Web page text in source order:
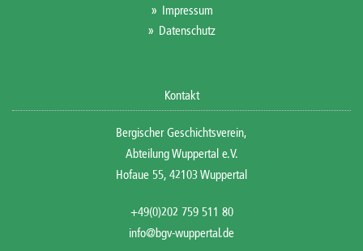
Impressum
Datenschutz
Kontakt
Bergischer Geschichtsverein,
Abteilung Wuppertal e.V.
Hofaue 55, 42103 Wuppertal
+49(0)202 759 511 80
info@bgv-wuppertal.de